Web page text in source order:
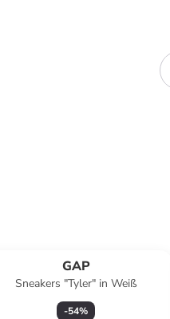
GAP
Sneakers "Tyler" in Weiß
-54%